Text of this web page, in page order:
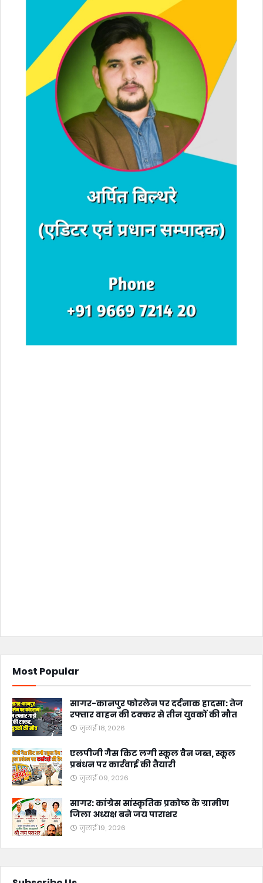
Most Popular
सागर-कानपुर फोरलेन पर दर्दनाक हादसा: तेज
रफ्तार वाहन की टक्कर से तीन युवकों की मौत
जुलाई 18, 2026
एलपीजी गैस किट लगी स्कूल वैन जब्त, स्कूल
प्रबंधन पर कार्रवाई की तैयारी
जुलाई 09, 2026
सागर: कांग्रेस सांस्कृतिक प्रकोष्ठ के ग्रामीण
जिला अध्यक्ष बने जय पाराशर
जुलाई 19, 2026